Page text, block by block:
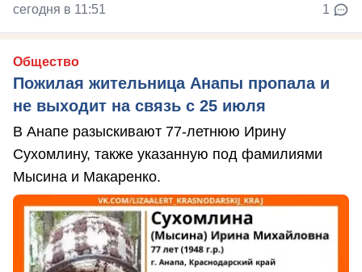
сегодня в 11:51 1
Общество
Пожилая жительница Анапы пропала и
не выходит на связь с 25 июля
В Анапе разыскивают 77-летнюю Ирину
Сухомлину, также указанную под фамилиями
Мысина и Макаренко.